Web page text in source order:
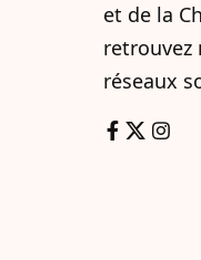
et de la
retrouvez
réseaux